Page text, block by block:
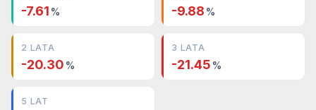
-7.61 % -9.88 %
2 LATA
-20.30 %
3 LATA
-21.45 %
5 LAT